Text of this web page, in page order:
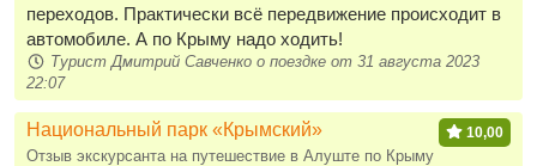
переходов. Практически всё передвижение происходит в
автомобиле. А по Крыму надо ходить!
Турист Дмитрий Савченко о поездке от 31 августа 2023
22:07
10,00
Национальный парк «Крымский»
Отзыв экскурсанта на путешествие в Алуште по Крыму